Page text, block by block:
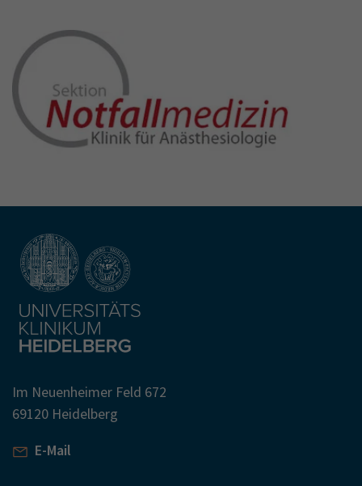
Im Neuenheimer Feld 672
69120 Heidelberg
E-Mail